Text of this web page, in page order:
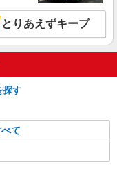
とりあえずキープ
探す
て